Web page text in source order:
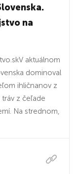
na
aktuálnom
dominoval
ihličnanov z
z čeľade
Na strednom,